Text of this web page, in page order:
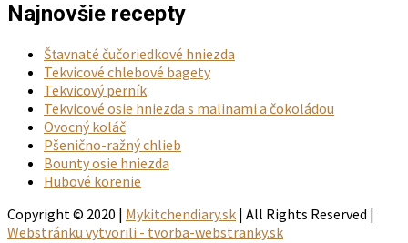
Najnovšie recepty
Šťavnaté čučoriedkové hniezda
Tekvicové chlebové bagety
Tekvicový perník
Tekvicové osie hniezda s malinami a čokoládou
Ovocný koláč
Pšenično-ražný chlieb
Bounty osie hniezda
Hubové korenie
Copyright © 2020 | Mykitchendiary.sk | All Rights Reserved |
Webstránku vytvorili - tvorba-webstranky.sk